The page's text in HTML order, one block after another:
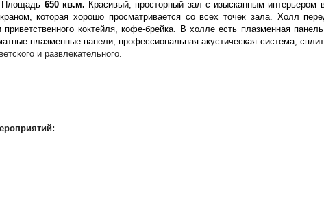
650 кв.м. Красивый, просторный зал с изысканным интерьером
которая хорошо просматривается со всех точек зала. Холл
коктейля, кофе-брейка. В холле есть плазменная
плазменные панели, профессиональная акустическая система,
и развлекательного.